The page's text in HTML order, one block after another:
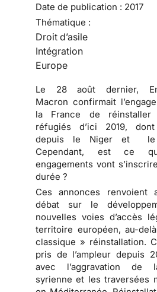
Date de publication : 2017
Thématique :
Droit d’asile
Intégration
Europe
Le 28 août dernier,
Macron confirmait
la France de réinstaller
réfugiés d’ici 2019,
depuis le Niger et le
Cependant, est ce
engagements vont
durée ?
Ces annonces renvoient
débat sur le
nouvelles voies d’accès
territoire européen, au-
classique » réinstallation.
pris de l’ampleur depuis
avec l’aggravation de
syrienne et les traversées